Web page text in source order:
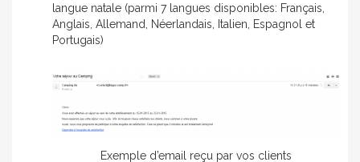
langue natale (parmi 7 langues disponibles: Français,
Anglais, Allemand, Néerlandais, Italien, Espagnol et
Portugais)
Exemple d’email reçu par vos clients